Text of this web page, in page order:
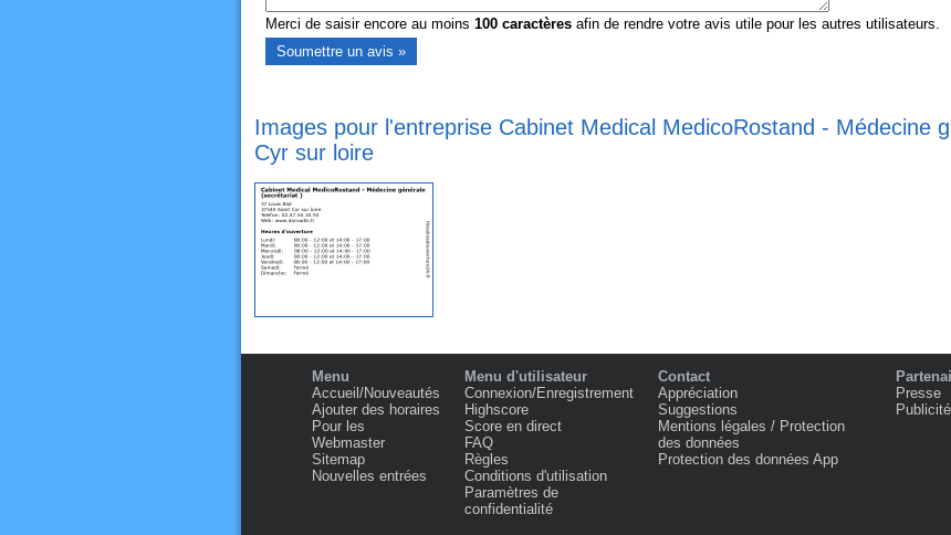
Merci de saisir encore au moins 100caractèresafin de rendre votre avis utile pour les autres utilisateurs.
Images pour l'entreprise Cabinet Medical MedicoRostand - Médecine
Cyr sur loire
Menu
Accueil/Nouveautés
Ajouter des horaires
Pour les
Webmaster
Sitemap
Nouvelles entrées
Menu d'utilisateur
Connexion/Enregistrement
Highscore
Score en direct
FAQ
Règles
Conditions d'utilisation
Paramètres de
confidentialité
Contact
Appréciation
Suggestions
Mentions légales / Protection
des données
Protection des données App
Presse